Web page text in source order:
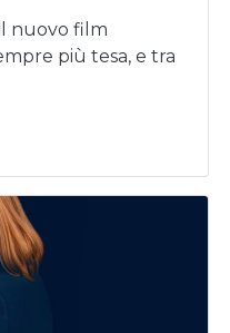
nuovo film
più tesa, e tra